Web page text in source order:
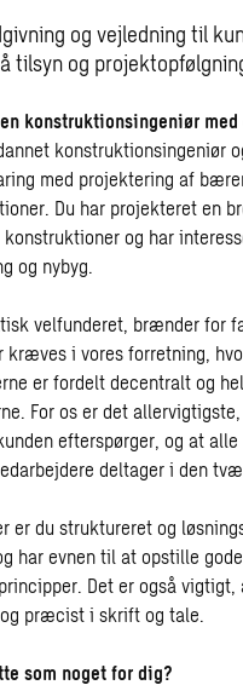
og vejledning til
tilsyn og
konstruktionsingeniør med
konstruktionsingeniør
med projektering af
Du har projekteret en
og har
og nybyg.
velfunderet, brænder for
kræves i vores forretning,
er fordelt decentralt og
For os er det
efterspørger, og at alle
deltager i den
er du struktureret og
har evnen til at opstille
Det er også vigtigt,
præcist i skrift og tale.
som noget for dig?